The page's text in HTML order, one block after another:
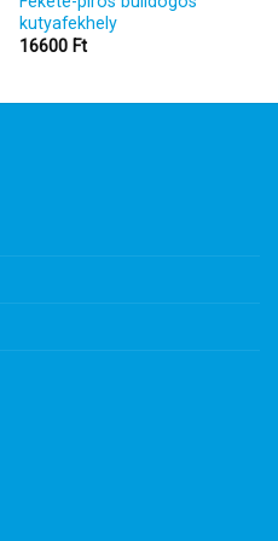
kutyafekhely
16600 Ft